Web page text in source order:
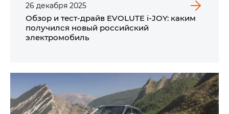
26 декабря 2025
Обзор и тест-драйв EVOLUTE i‑JOY: каким
получился новый российский
электромобиль